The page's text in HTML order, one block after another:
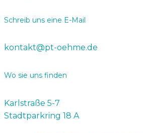
Schreib uns eine E-Mail
kontakt@pt-oehme.de
Wo sie uns finden
Karlstraße 5-7
Stadtparkring 18 A